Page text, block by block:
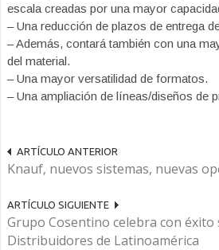
escala creadas por una mayor
– Una reducción de plazos de entrega
– Además, contará también con una
del material.
– Una mayor versatilidad de formatos.
– Una ampliación de líneas/diseños de
ARTÍCULO ANTERIOR
Knauf, nuevos sistemas, nuevas
ARTÍCULO SIGUIENTE
Grupo Cosentino celebra con éxito
Distribuidores de Latinoamérica